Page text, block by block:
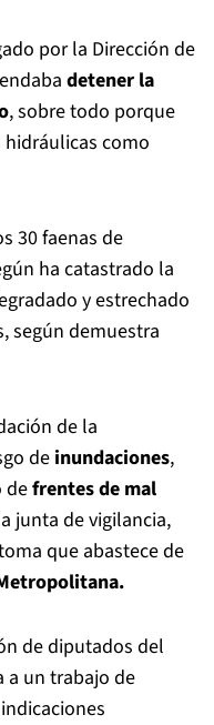
por la Dirección de
detener la
, sobre todo porque
como
30 faenas de
ha catastrado la
y estrechado
según demuestra
de la
de inundaciones,
defrentes de mal
junta de vigilancia,
que abastece de
de diputados del
a un trabajo de